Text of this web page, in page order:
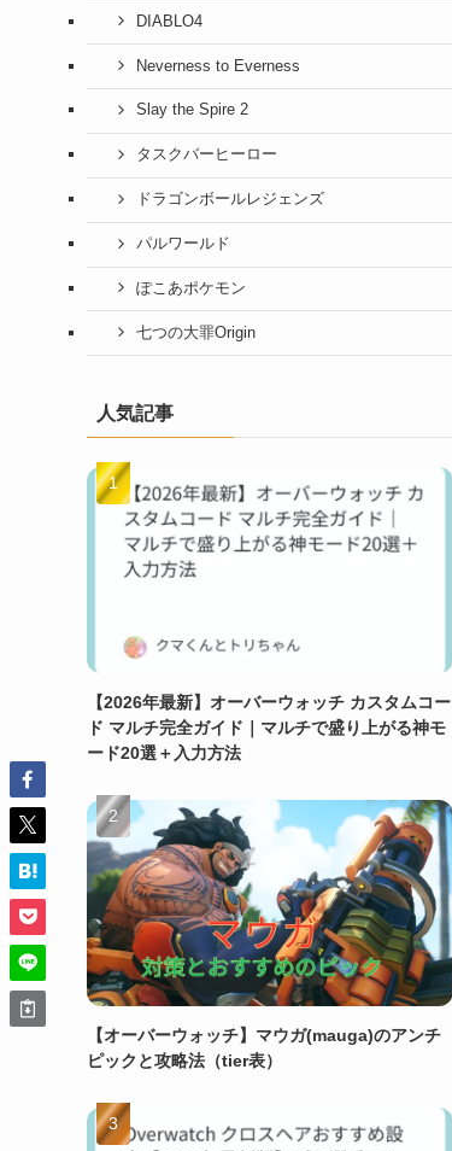
DIABLO4
Neverness to Everness
Slay the Spire 2
タスクバーヒーロー
ドラゴンボールレジェンズ
パルワールド
ぽこあポケモン
七つの大罪Origin
人気記事
【2026年最新】オーバーウォッチ カスタムコー
ド マルチ完全ガイド｜マルチで盛り上がる神モ
ード20選＋入力方法
【オーバーウォッチ】マウガ(mauga)のアンチ
ピックと攻略法（tier表）